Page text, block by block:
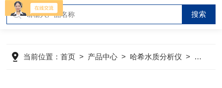
当前位置：首页 > 产品中心 > 哈希水质分析仪 > 哈希溶